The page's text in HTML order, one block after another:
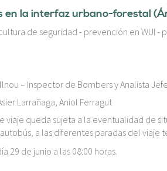
en la interfaz urbano-forestal
de seguridad - prevención en WUI -
– Inspector de Bombers y Analista
Larrañaga, Aniol Ferragut
viaje queda sujeta a la eventualidad de
a las diferentes paradas del viaje
29 de junio a las 08:00 horas.